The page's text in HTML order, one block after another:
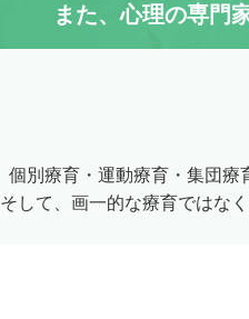
また、心理の専門
個別療育・運動療育・集団療
そして、画一的な療育ではな